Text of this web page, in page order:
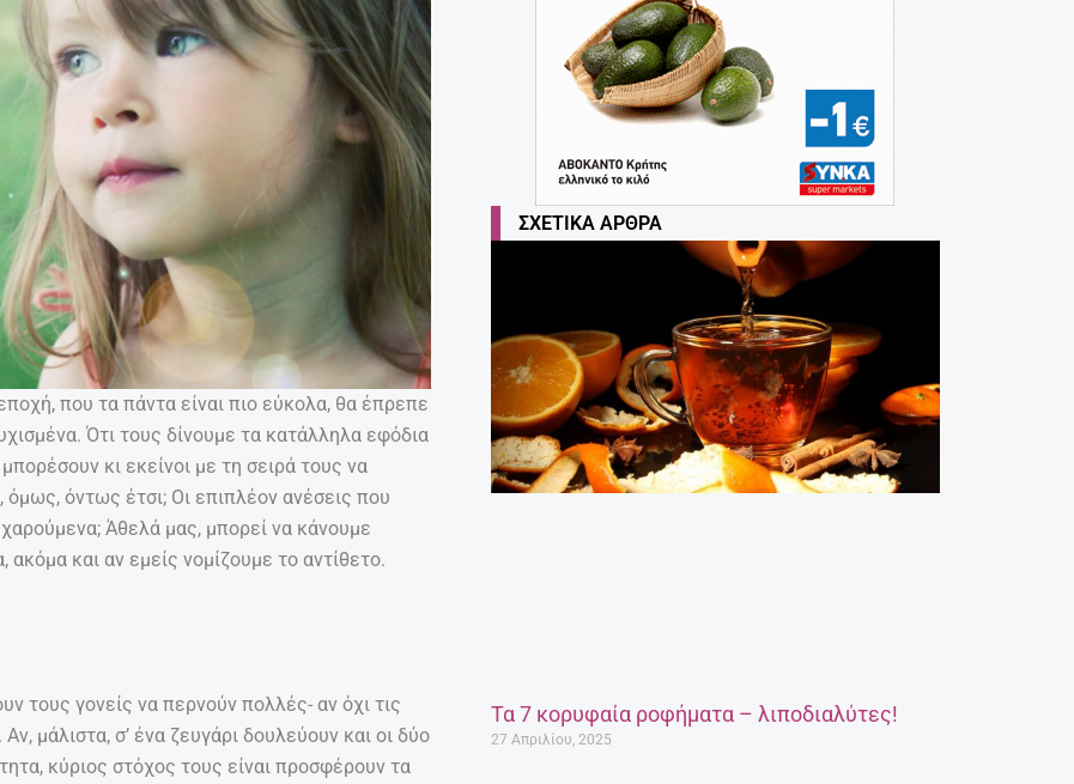
που τα πάντα είναι πιο εύκολα, θα έπρεπε
Ότι τους δίνουμε τα κατάλληλα εφόδια
κι εκείνοι με τη σειρά τους να
όμως, όντως έτσι; Οι επιπλέον ανέσεις που
Άθελά μας, μπορεί να κάνουμε
και αν εμείς νομίζουμε το αντίθετο.
τους γονείς να περνούν πολλές- αν όχι τις
μάλιστα, σ’ ένα ζευγάρι δουλεύουν και οι δύο
κύριος στόχος τους είναι προσφέρουν τα
ΣΧΕΤΙΚΆ ΆΡΘΡΑ
Τα 7 κορυφαία ροφήματα – λιποδιαλύτες!
27 Απριλίου, 2025